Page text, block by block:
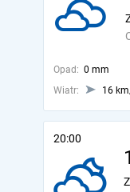
Opad: 0 mm
Wiatr:
16
20:00